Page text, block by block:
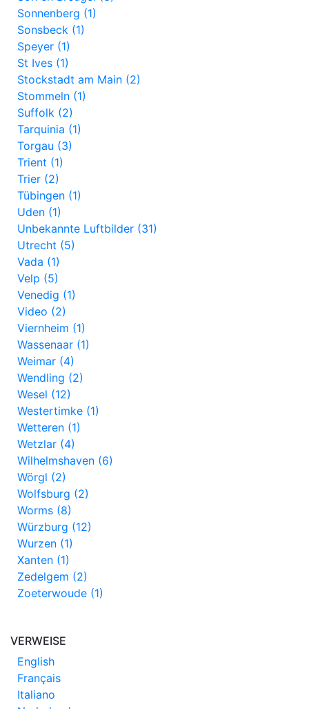
Sonnenberg (1)
Sonsbeck (1)
Speyer (1)
St Ives (1)
Stockstadt am Main (2)
Stommeln (1)
Suffolk (2)
Tarquinia (1)
Torgau (3)
Trient (1)
Trier (2)
Tübingen (1)
Uden (1)
Unbekannte Luftbilder (31)
Utrecht (5)
Vada (1)
Velp (5)
Venedig (1)
Video (2)
Viernheim (1)
Wassenaar (1)
Weimar (4)
Wendling (2)
Wesel (12)
Westertimke (1)
Wetteren (1)
Wetzlar (4)
Wilhelmshaven (6)
Wörgl (2)
Wolfsburg (2)
Worms (8)
Würzburg (12)
Wurzen (1)
Xanten (1)
Zedelgem (2)
Zoeterwoude (1)
VERWEISE
English
Français
Italiano